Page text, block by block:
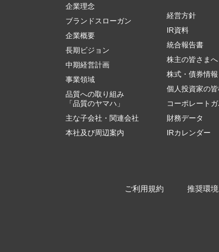
企業理念
ブランドスローガン
企業概要
長期ビジョン
中期経営計画
事業領域
品質への取り組み
「品質のヤマハ」
主な子会社・関連会社
本社及び周辺案内
経営方針
IR資料
統合報告書
株主の皆さまへ
株式・債券情報
個人投資家の
コーポレート
財務データ
IRカレンダー
ご利用規約 推奨環境